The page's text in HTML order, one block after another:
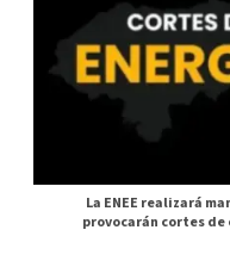
La ENEE realizará
provocarán cortes de